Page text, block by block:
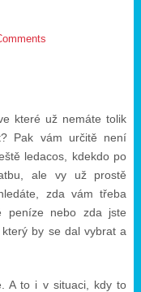
které už nemáte tolik
Pak vám určitě není
ledacos, kdekdo po
ale vy už prostě
zda vám třeba
peníze nebo zda jste
by se dal vybrat a
A to i v situaci, kdy to